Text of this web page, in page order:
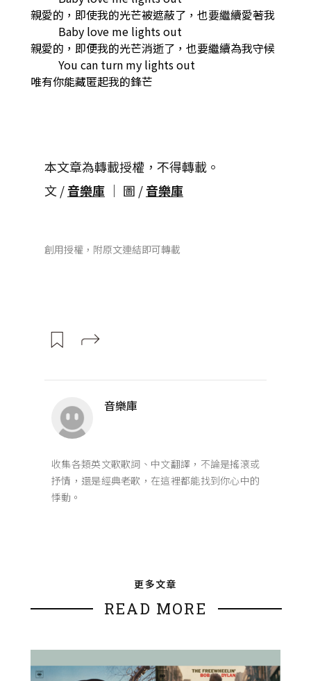
親愛的，即使我的光芒被遮蔽了，也要繼續愛著我
Baby love me lights out
親愛的，即便我的光芒消逝了，也要繼續為我守候
You can turn my lights out
唯有你能藏匿起我的鋒芒
本文章為轉載授權，不得轉載。
文 /音樂庫 │ 圖 /音樂庫
創用授權，附原文連結即可轉載
音樂庫
收集各類英文歌歌詞、中文翻譯，不論是搖滾或
抒情，還是經典老歌，在這裡都能找到你心中的
悸動。
更多文章
READ MORE